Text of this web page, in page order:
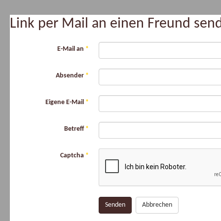
Link per Mail an einen Freund
E-Mail an *
Absender *
Eigene E-Mail *
Betreff*
Captcha *
Senden Abbrechen